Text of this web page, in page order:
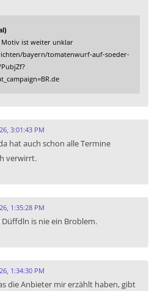
ist weiter unklar
bayern/tomatenwurf-auf-soeder-
3:01:43 PM
hat auch schon alle Termine
verwirrt.
1:35:28 PM
Düffdln is nie ein Broblem.
1:34:30 PM
die Anbieter mir erzählt haben, gibt